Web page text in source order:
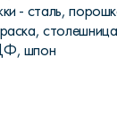
- сталь,
шпон